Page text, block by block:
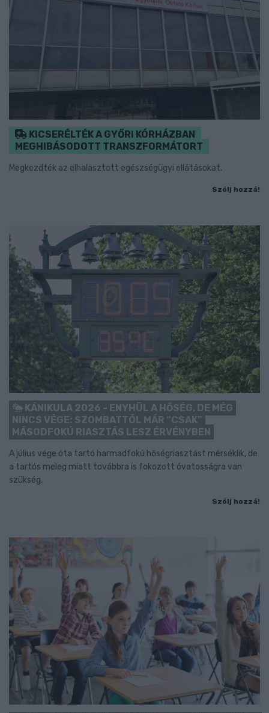
KICSERÉLTÉK A GYŐRI KÓRHÁZBAN
MEGHIBÁSODOTT TRANSZFORMÁTORT
Megkezdték az elhalasztott egészségügyi ellátásokat.
Szólj hozzá!
KÁNIKULA 2026 - ENYHÜL A HŐSÉG, DE MÉG
NINCS VÉGE: SZOMBATTÓL MÁR “CSAK”
MÁSODFOKÚ RIASZTÁS LESZ ÉRVÉNYBEN
A július vége óta tartó harmadfokú hőségriasztást mérséklik, de
a tartós meleg miatt továbbra is fokozott óvatosságra van
szükség.
Szólj hozzá!